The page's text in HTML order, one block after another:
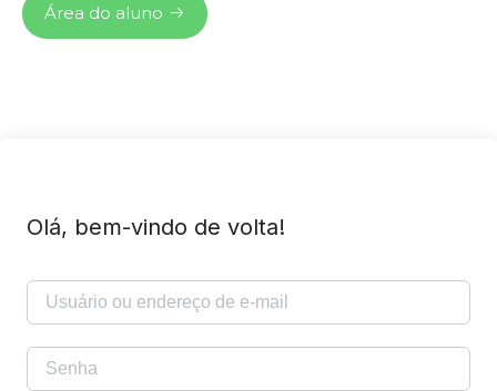
Área do aluno
Olá, bem-vindo de volta!